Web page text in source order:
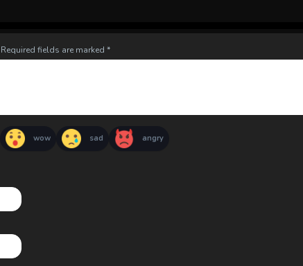
Required fields are marked*
wow sad angry